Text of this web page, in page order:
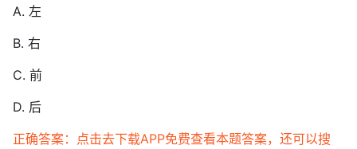
A. 左
B. 右
C. 前
D. 后
正确答案：点击去下载APP免费查看本题答案，还可以搜